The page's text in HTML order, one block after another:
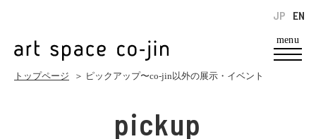
menu
EN
JP
トップページ ＞ ピックアップ〜co-jin以外の展示・イベント
pickup